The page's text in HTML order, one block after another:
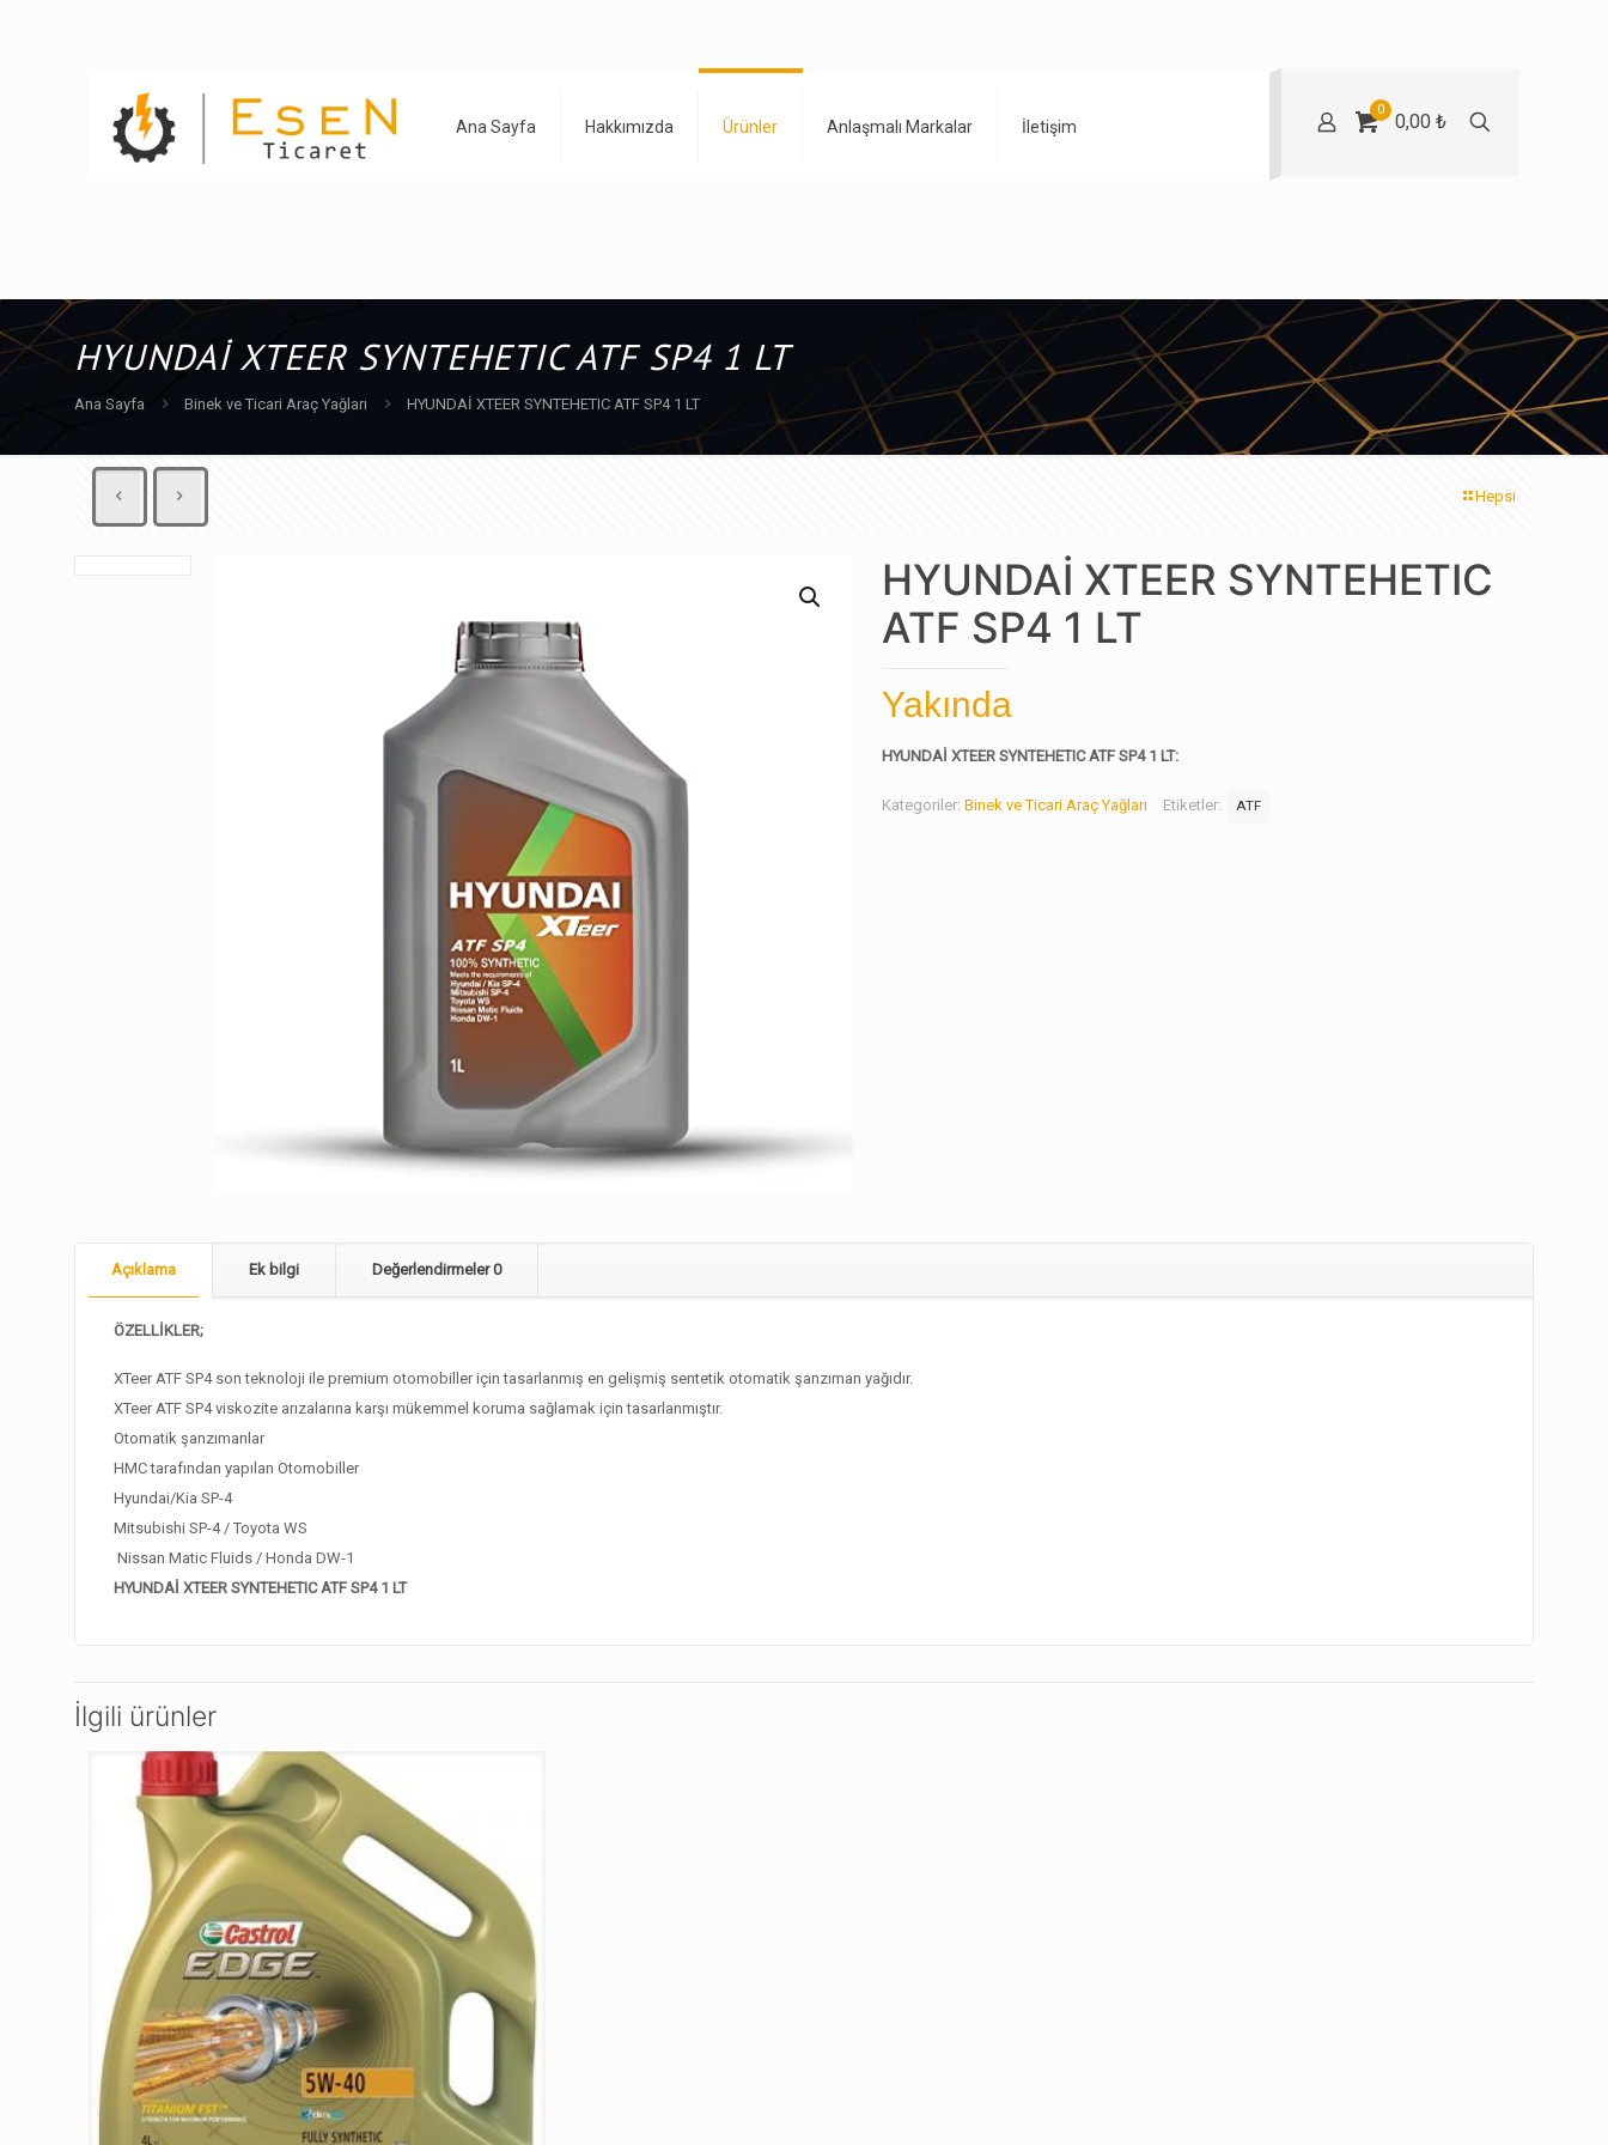
Ana Sayfa Hakkımızda Ürünler Anlaşmalı Markalar İletişim
0
0,00 ₺
HYUNDAİ XTEER SYNTEHETIC ATF SP4 1 LT
Ana Sayfa Binek ve Ticari Araç Yağları HYUNDAİ XTEER SYNTEHETIC ATF SP4 1 LT
Hepsi
HYUNDAİ XTEER SYNTEHETIC
ATF SP4 1 LT
Yakında
HYUNDAİ XTEER SYNTEHETIC ATF SP4 1 LT:
Kategoriler: Binek ve Ticari Araç Yağları Etiketler: ATF
Açıklama Ek bilgi Değerlendirmeler0
ÖZELLİKLER;
XTeer ATF SP4 son teknoloji ile premium otomobiller için tasarlanmış en gelişmiş sentetik otomatik şanzıman yağıdır.
XTeer ATF SP4 viskozite arızalarına karşı mükemmel koruma sağlamak için tasarlanmıştır.
Otomatik şanzımanlar
HMC tarafından yapılan Otomobiller
Hyundai/Kia SP-4
Mitsubishi SP-4 / Toyota WS
Nissan Matic Fluids / Honda DW-1
HYUNDAİ XTEER SYNTEHETIC ATF SP4 1 LT
İlgili ürünler